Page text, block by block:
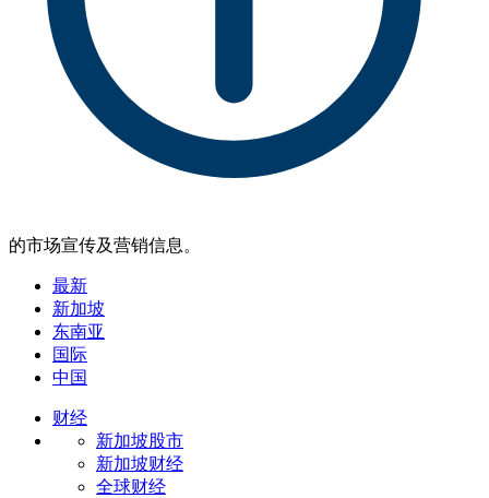
的市场宣传及营销信息。
最新
新加坡
东南亚
国际
中国
财经
新加坡股市
新加坡财经
全球财经